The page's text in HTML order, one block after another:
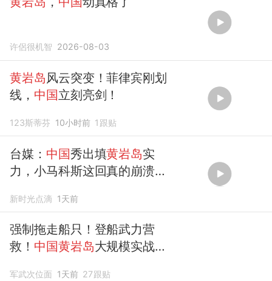
许侶很机智 2026-08-03
黄岩岛风云突变！菲律宾刚划
线， 中国立刻亮剑！
123斯蒂芬 10小时前 1 跟贴
台媒： 中国秀出填黄岩岛实
力，小马科斯这回真的崩溃
新时光点滴 1天前
强制拖走船只！登船武力营
救！ 中国黄岩岛大规模实战演
军武次位面 1天前 27跟贴